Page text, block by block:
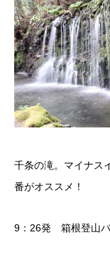
千条の滝。マイナス
番がオススメ！
9：26発 箱根登山